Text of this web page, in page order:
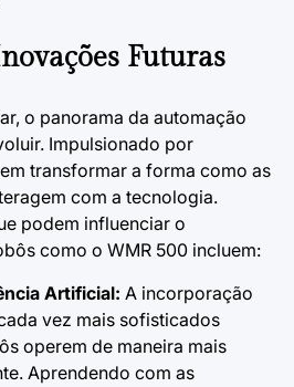
Futuras
o panorama da automação
Impulsionado por
transformar a forma como as
com a tecnologia.
podem influenciar o
como o WMR 500 incluem:
Artificial: A incorporação
vez mais sofisticados
operem de maneira mais
Aprendendo com as